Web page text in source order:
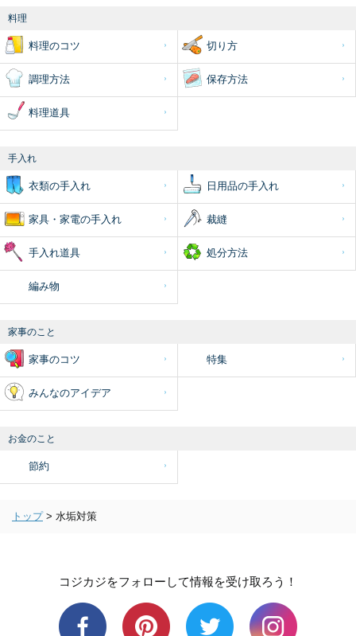
料理
料理のコツ 切り方
調理方法 保存方法
料理道具
手入れ
衣類の手入れ 日用品の手入れ
家具・家電の手入れ 裁縫
手入れ道具 処分方法
編み物
家事のこと
家事のコツ 特集
みんなのアイデア
お金のこと
節約
トップ > 水垢対策
コジカジをフォローして情報を受け取ろう！